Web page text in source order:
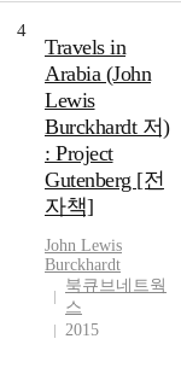
4
Travels in
Arabia (John
Lewis
Burckhardt 저)
: Project
Gutenberg [전
자책]
John Lewis
Burckhardt
북큐브네트웍
스
2015